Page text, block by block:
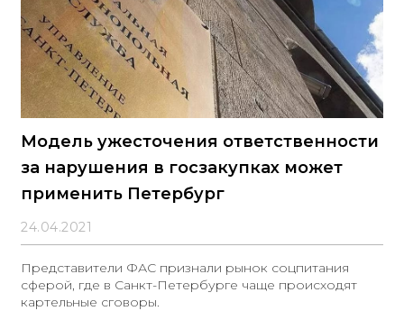
Модель ужесточения ответственности
за нарушения в госзакупках может
применить Петербург
24.04.2021
Представители ФАС признали рынок соцпитания
сферой, где в Санкт-Петербурге чаще происходят
картельные сговоры.